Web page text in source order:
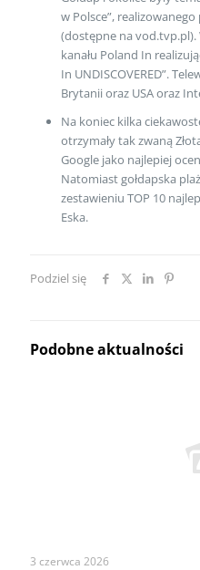
w Polsce”,
(dostępne na vod.tvp.pl).
kanału Poland In
In UNDISCOVERED”.
Brytanii oraz USA oraz
Na koniec kilka
otrzymały tak zwaną
Google jako najlepiej
Natomiast gołdapska
zestawieniu TOP 10
Eska.
Podziel się
Podobne aktualności
3 czerwca 2026